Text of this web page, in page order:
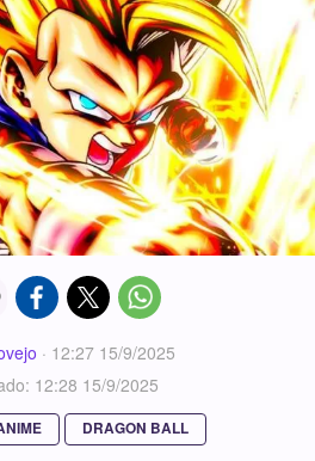
· 12:27 15/9/2025
12:28 15/9/2025
DRAGON BALL